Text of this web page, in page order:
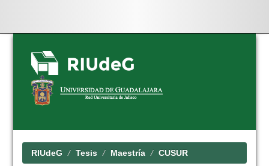
Skip
navigation
RIUdeG Tesis Maestría CUSUR